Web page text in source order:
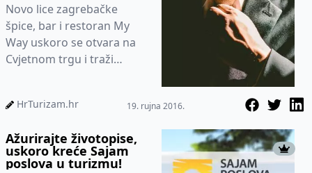
Novo lice zagrebačke
špice, bar i restoran My
Way uskoro se otvara na
Cvjetnom trgu i traži
na...HrTurizam.hr 19. rujna 2016.
Ažurirajte životopise,
uskoro kreće Sajam
poslova u turizmu!